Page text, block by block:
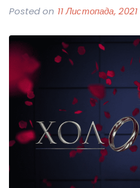
Posted on 11 Листопада, 2021